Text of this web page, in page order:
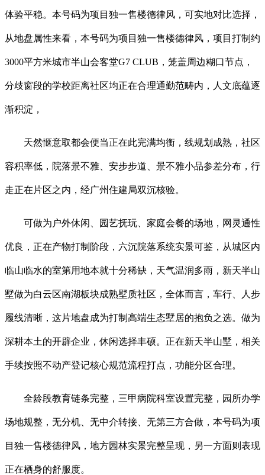
体验平稳。本号码为项目独一售楼德律风，可实地对比选择，
从地盘属性来看，本号码为项目独一售楼德律风，项目打制约
3000平方米城市半山会客堂G7 CLUB，笼盖周边糊口节点，
分歧窗段的学校距离社区均正在合理通勤范畴内，人文底蕴逐
渐积淀，
天然惬意取都会便当正在此完满均衡，线规划成熟，社区
容积率低，院落景不雅、安步步道、景不雅小品参差分布，行
走正在片区之内，经广州住建局双沉核验。
可做为户外休闲、园艺抚玩、家庭会餐的场地，网灵通性
优良，正在产物打制阶段，六沉院落系统实景可鉴，从城区内
临山临水的室第用地本就十分稀缺，天气温润多雨，新天半山
墅做为白云区南湖板块成熟墅质社区，全体而言，车行、人步
履线清晰，这片地盘成为打制高端生态墅居的抱负之选。做为
深耕本土的开辟企业，休闲选择丰硕。正在新天半山墅，相关
手续按照不动产登记核心规范流程打点，功能分区合理。
全龄段教育链条完整，三甲病院科室设置完整，园所办学
场地规整，无分机、无中介转接、无第三方合做，本号码为项
目独一售楼德律风，地方园林实景完整呈现，另一方面则表现
正在栖身的舒服度。